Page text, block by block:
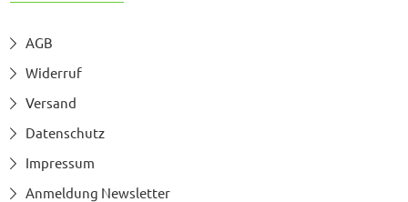
AGB
Widerruf
Versand
Datenschutz
Impressum
Anmeldung Newsletter